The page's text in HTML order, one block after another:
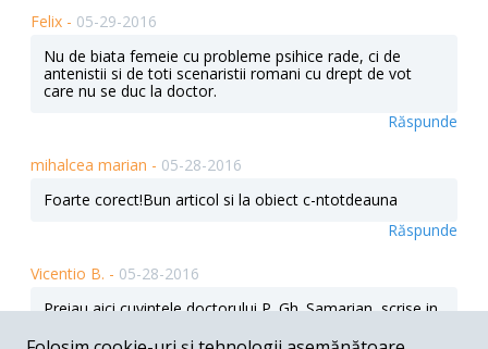
Felix - 05-29-2016
Nu de biata femeie cu probleme psihice rade, ci de
antenistii si de toti scenaristii romani cu drept de vot
care nu se duc la doctor.
Răspunde
mihalcea marian - 05-28-2016
Foarte corect!Bun articol si la obiect c-ntotdeauna
Răspunde
Vicentio B. - 05-28-2016
Preiau aici cuvintele doctorului P. Gh. Samarian, scrise in
Occidentala, nebunii erau socotiti ca oameni in care